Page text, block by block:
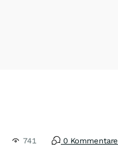
741 0 Kommentare